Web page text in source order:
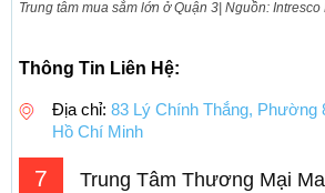
Trung tâm mua sắm lớn ở Quận 3| Nguồn: Intresco
Thông Tin Liên Hệ:
Địa chỉ: 83 Lý Chính Thắng, Phường
Hồ Chí Minh
7 Trung Tâm Thương Mại